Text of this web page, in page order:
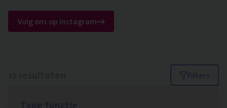
Volg ons op instagram
Filters